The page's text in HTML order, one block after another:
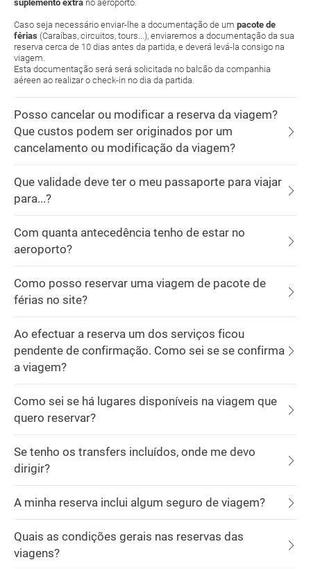
suplemento extra no aeroporto.
Caso seja necessário enviar-lhe a documentação de um pacote de
férias (Caraíbas, circuitos, tours...), enviaremos a documentação da sua
reserva cerca de 10 dias antes da partida, e deverá levá-la consigo na
viagem.
Esta documentação será será solicitada no balcão da companhia
aéreen ao realizar o check-in no dia da partida.
Posso cancelar ou modificar a reserva da viagem?
Que custos podem ser originados por um
cancelamento ou modificação da viagem?
Que validade deve ter o meu passaporte para viajar
para...?
Com quanta antecedência tenho de estar no
aeroporto?
Como posso reservar uma viagem de pacote de
férias no site?
Ao efectuar a reserva um dos serviços ficou
pendente de confirmação. Como sei se se confirma
a viagem?
Como sei se há lugares disponíveis na viagem que
quero reservar?
Se tenho os transfers incluídos, onde me devo
dirigir?
A minha reserva inclui algum seguro de viagem?
Quais as condições gerais nas reservas das
viagens?